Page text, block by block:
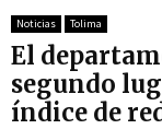
Noticias Tolima
El
segundo
índice de